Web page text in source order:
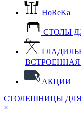
HoReKa
СТОЛЫ
ВСТРОЕННАЯ
АКЦИИ
СТОЛЕШНИЦЫ
×